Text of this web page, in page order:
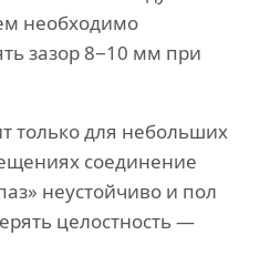
необходимо
зазор 8−10 мм при
только для небольших
соединение
неустойчиво и пол
целостность —